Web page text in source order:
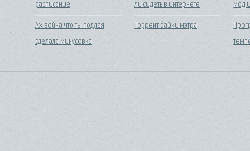
расписание
Ах война что ты подлая
сделала минусовка
ли сидеть в интернете
Торрент байки мэтра
мод